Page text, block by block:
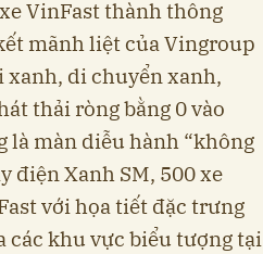
VinFast thành thông
mãnh liệt của Vingroup
xanh, di chuyển xanh,
thải ròng bằng 0 vào
là màn diễu hành “không
điện Xanh SM, 500 xe
với họa tiết đặc trưng
các khu vực biểu tượng tại